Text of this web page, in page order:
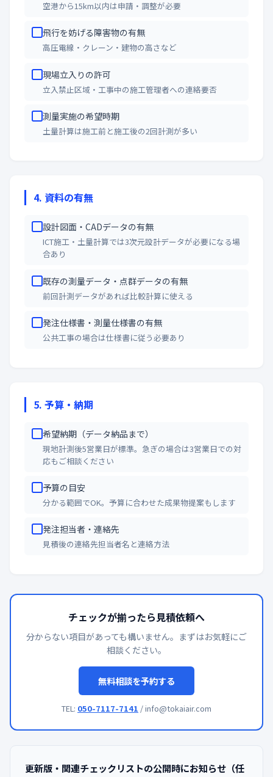
空港から15km以内は申請・調整が必要
飛行を妨げる障害物の有無
高圧電線・クレーン・建物の高さなど
現場立入りの許可
立入禁止区域・工事中の施工管理者への連絡要否
測量実施の希望時期
土量計算は施工前と施工後の2回計測が多い
4. 資料の有無
設計図面・CADデータの有無
ICT施工・土量計算では3次元設計データが必要になる場
合あり
既存の測量データ・点群データの有無
前回計測データがあれば比較計算に使える
発注仕様書・測量仕様書の有無
公共工事の場合は仕様書に従う必要あり
5. 予算・納期
希望納期（データ納品まで）
現地計測後5営業日が標準。急ぎの場合は3営業日での対
応もご相談ください
予算の目安
分かる範囲でOK。予算に合わせた成果物提案もします
発注担当者・連絡先
見積後の連絡先担当者名と連絡方法
チェックが揃ったら見積依頼へ
分からない項目があっても構いません。まずはお気軽にご
相談ください。
無料相談を予約する
TEL: 050-7117-7141 / info@tokaiair.com
更新版・関連チェックリストの公開時にお知らせ（任